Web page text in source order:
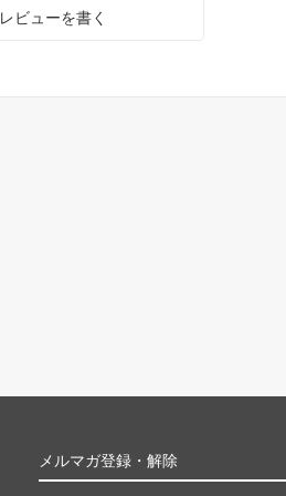
レビューを書く
メルマガ登録・解除